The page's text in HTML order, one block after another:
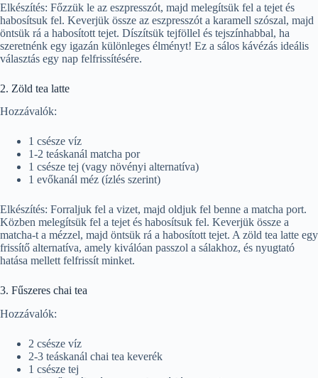
Elkészítés: Főzzük le az eszpresszót, majd melegítsük fel a tejet és
habosítsuk fel. Keverjük össze az eszpresszót a karamell szószal, majd
öntsük rá a habosított tejet. Díszítsük tejföllel és tejszínhabbal, ha
szeretnénk egy igazán különleges élményt! Ez a sálos kávézás ideális
választás egy nap felfrissítésére.
2. Zöld tea latte
Hozzávalók:
1 csésze víz
1-2 teáskanál matcha por
1 csésze tej (vagy növényi alternatíva)
1 evőkanál méz (ízlés szerint)
Elkészítés: Forraljuk fel a vizet, majd oldjuk fel benne a matcha port.
Közben melegítsük fel a tejet és habosítsuk fel. Keverjük össze a
matcha-t a mézzel, majd öntsük rá a habosított tejet. A zöld tea latte egy
frissítő alternatíva, amely kiválóan passzol a sálakhoz, és nyugtató
hatása mellett felfrissít minket.
3. Fűszeres chai tea
Hozzávalók:
2 csésze víz
2-3 teáskanál chai tea keverék
1 csésze tej